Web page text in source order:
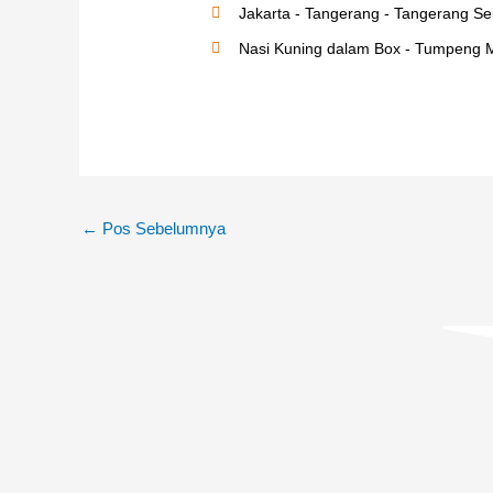
Jakarta - Tangerang - Tangerang
Nasi Kuning dalam Box - Tumpeng
← Pos Sebelumnya